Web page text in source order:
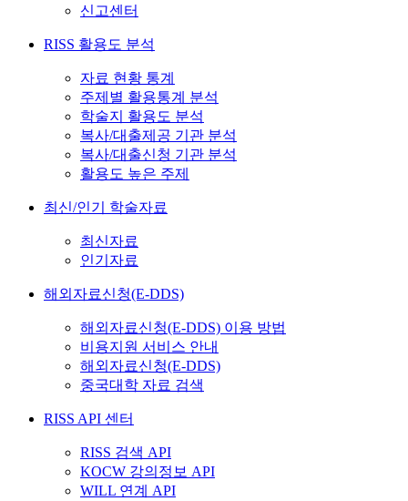
신고센터
RISS 활용도 분석
자료 현황 통계
주제별 활용통계 분석
학술지 활용도 분석
복사/대출제공 기관 분석
복사/대출신청 기관 분석
활용도 높은 주제
최신/인기 학술자료
최신자료
인기자료
해외자료신청(E-DDS)
해외자료신청(E-DDS) 이용 방법
비용지원 서비스 안내
해외자료신청(E-DDS)
중국대학 자료 검색
RISS API 센터
RISS 검색 API
KOCW 강의정보 API
WILL 연계 API